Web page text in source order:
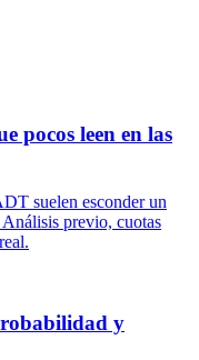
pocos leen en las
suelen esconder un
previo, cuotas
y